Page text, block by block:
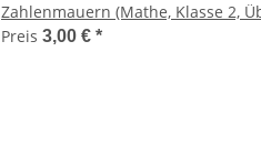
Zahlenmauern (Mathe, Klasse 2,
Preis 3,00 € *